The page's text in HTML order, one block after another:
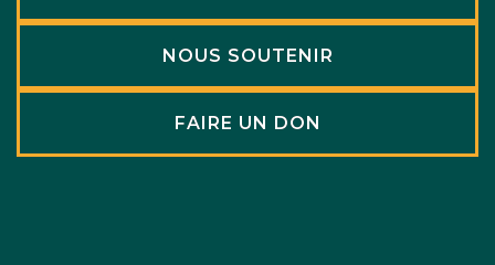
NOUS SOUTENIR
FAIRE UN DON